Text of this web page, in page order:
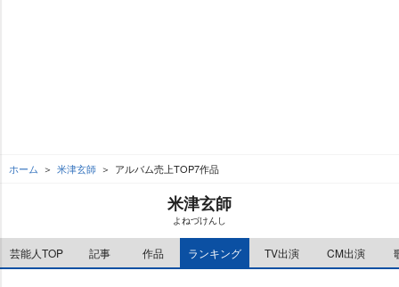
ホーム 米津玄師 アルバム売上TOP7作品
米津玄師
よねづけんし
芸能人TOP 記事 作品 ランキング TV出演 CM出演